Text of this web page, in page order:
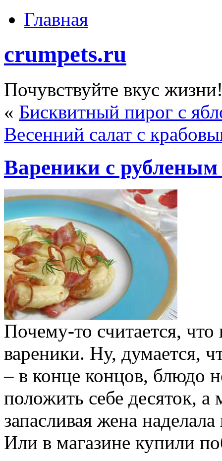
Главная
crumpets.ru
Почувствуйте вкус
« Бисквитный пирог с
Весенний салат с
Вареники с
Почему-то считается,
вареники. Ну, думается,
– в конце концов, блюдо
положить себе десяток,
запасливая жена
Или в магазине купили